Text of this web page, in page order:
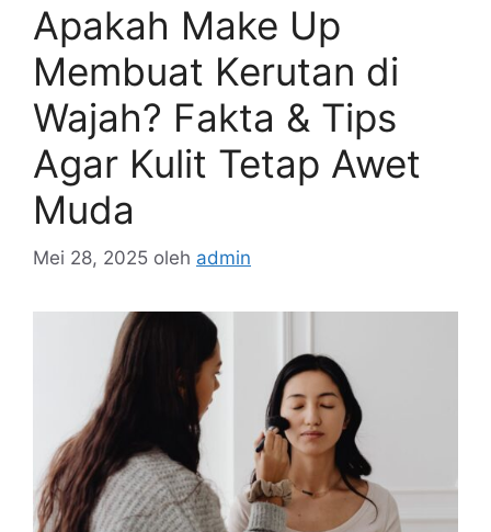
Apakah Make Up
Membuat Kerutan di
Wajah? Fakta & Tips
Agar Kulit Tetap Awet
Muda
Mei 28, 2025 oleh admin